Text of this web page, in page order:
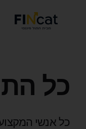
כל
כל אנשי